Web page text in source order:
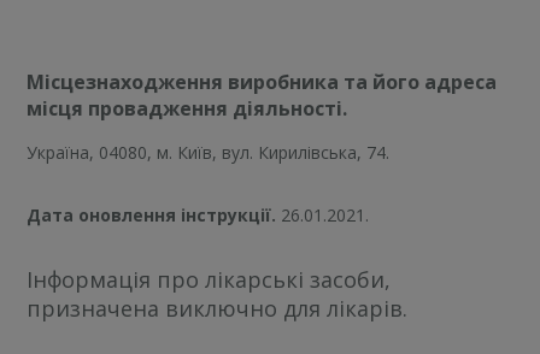
Місцезнаходження виробника та його адреса
місця провадження діяльності.
Україна, 04080, м. Київ, вул. Кирилівська, 74.
Дата оновлення інструкції. 26.01.2021.
Інформація про лікарські засоби,
призначена виключно для лікарів.